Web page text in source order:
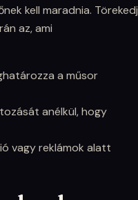
kell maradnia. Törekedj
az, ami
a műsor
anélkül, hogy
vagy reklámok alatt